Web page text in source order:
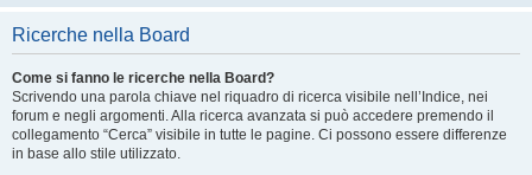
Ricerche nella Board
Come si fanno le ricerche nella Board?
Scrivendo una parola chiave nel riquadro di ricerca visibile nell’Indice, nei
forum e negli argomenti. Alla ricerca avanzata si può accedere premendo il
collegamento “Cerca” visibile in tutte le pagine. Ci possono essere differenze
in base allo stile utilizzato.